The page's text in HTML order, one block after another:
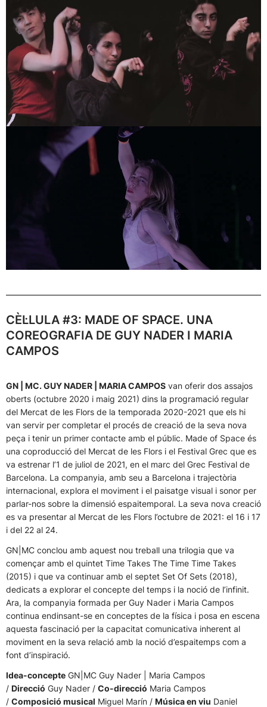
CÈL·LULA #3: MADE OF SPACE. UNA
COREOGRAFIA DE GUY NADER I MARIA
CAMPOS
GN | MC. GUY NADER | MARIA CAMPOS van oferir dos assajos
oberts (octubre 2020 i maig 2021) dins la programació regular
del Mercat de les Flors de la temporada 2020-2021 que els hi
van servir per completar el procés de creació de la seva nova
peça i tenir un primer contacte amb el públic. Made of Space és
una coproducció del Mercat de les Flors i el Festival Grec que es
va estrenar l’1 de juliol de 2021, en el marc del Grec Festival de
Barcelona. La companyia, amb seu a Barcelona i trajectòria
internacional, explora el moviment i el paisatge visual i sonor per
parlar-nos sobre la dimensió espaitemporal. La seva nova creació
es va presentar al Mercat de les Flors l’octubre de 2021: el 16 i 17
i del 22 al 24.
GN|MC conclou amb aquest nou treball una trilogia que va
començar amb el quintet Time Takes The Time Time Takes
(2015) i que va continuar amb el septet Set Of Sets (2018),
dedicats a explorar el concepte del temps i la noció de l’infinit.
Ara, la companyia formada per Guy Nader i Maria Campos
continua endinsant-se en conceptes de la física i posa en escena
aquesta fascinació per la capacitat comunicativa inherent al
moviment en la seva relació amb la noció d’espaitemps com a
font d’inspiració.
Idea-concepte GN|MC Guy Nader | Maria Campos
/ Direcció Guy Nader / Co-direcció Maria Campos
/ Composició musical Miguel Marín / Música en viu Daniel